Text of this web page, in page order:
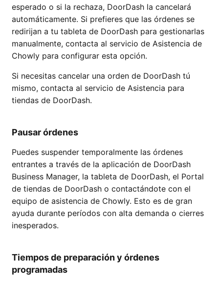
esperado o si la rechaza, DoorDash la cancelará
automáticamente. Si prefieres que las órdenes se
redirijan a tu tableta de DoorDash para gestionarlas
manualmente, contacta al servicio de Asistencia de
Chowly para configurar esta opción.
Si necesitas cancelar una orden de DoorDash tú
mismo, contacta al servicio de Asistencia para
tiendas de DoorDash.
Pausar órdenes
Puedes suspender temporalmente las órdenes
entrantes a través de la aplicación de DoorDash
Business Manager, la tableta de DoorDash, el Portal
de tiendas de DoorDash o contactándote con el
equipo de asistencia de Chowly. Esto es de gran
ayuda durante períodos con alta demanda o cierres
inesperados.
Tiempos de preparación y órdenes
programadas